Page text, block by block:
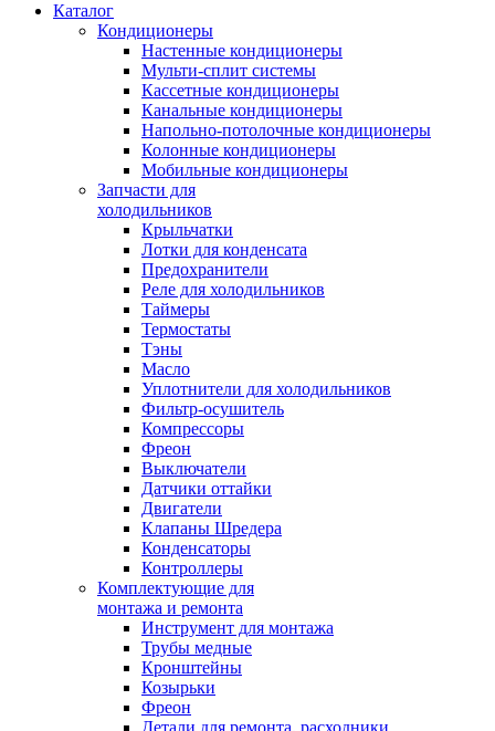
Каталог
Кондиционеры
Настенные кондиционеры
Мульти-сплит системы
Кассетные кондиционеры
Канальные кондиционеры
Напольно-потолочные кондиционеры
Колонные кондиционеры
Мобильные кондиционеры
Запчасти для
холодильников
Крыльчатки
Лотки для конденсата
Предохранители
Реле для холодильников
Таймеры
Термостаты
Тэны
Масло
Уплотнители для холодильников
Фильтр-осушитель
Компрессоры
Фреон
Выключатели
Датчики оттайки
Двигатели
Клапаны Шредера
Конденсаторы
Контроллеры
Комплектующие для
монтажа и ремонта
Инструмент для монтажа
Трубы медные
Кронштейны
Козырьки
Фреон
Детали для ремонта, расходники